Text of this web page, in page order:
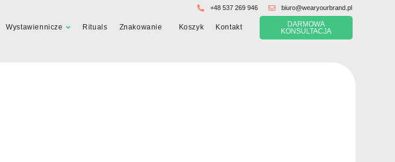
+48 537 269 946 biuro@wearyourbrand.pl
Wystawiennicze Rituals Znakowanie Koszyk Kontakt
DARMOWA
KONSULTACJA